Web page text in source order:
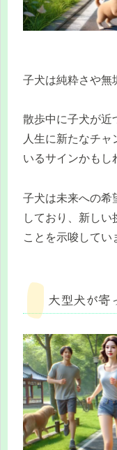
子犬は純粋さや無
散歩中に子犬が近
人生に新たなチャ
いるサインかもし
子犬は未来への希
しており、新しい
ことを示唆してい
大型犬が寄